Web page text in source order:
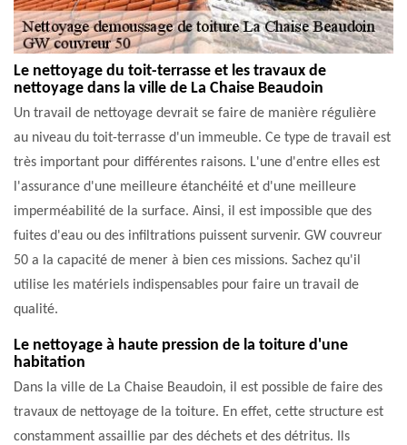
Le nettoyage du toit-terrasse et les travaux de
nettoyage dans la ville de La Chaise Beaudoin
Un travail de nettoyage devrait se faire de manière régulière
au niveau du toit-terrasse d'un immeuble. Ce type de travail est
très important pour différentes raisons. L'une d'entre elles est
l'assurance d'une meilleure étanchéité et d'une meilleure
imperméabilité de la surface. Ainsi, il est impossible que des
fuites d'eau ou des infiltrations puissent survenir. GW couvreur
50 a la capacité de mener à bien ces missions. Sachez qu'il
utilise les matériels indispensables pour faire un travail de
qualité.
Le nettoyage à haute pression de la toiture d'une
habitation
Dans la ville de La Chaise Beaudoin, il est possible de faire des
travaux de nettoyage de la toiture. En effet, cette structure est
constamment assaillie par des déchets et des détritus. Ils